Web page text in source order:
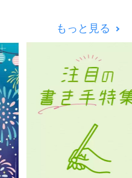
ぜひ東北旅のスタート地点
ております。
もっと見る